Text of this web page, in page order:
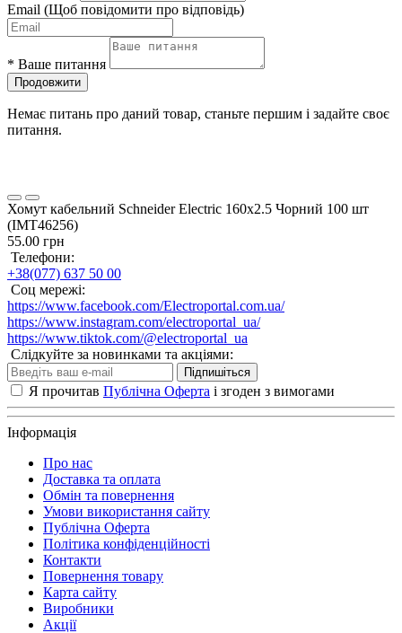
Email (Щоб повідомити про відповідь)
* Ваше питання
Продовжити
Немає питань про даний товар, станьте першим і задайте своє
питання.
Хомут кабельний Schneider Electric 160х2.5 Чорний 100 шт
(IMT46256)
55.00 грн
Телефони:
+38(077) 637 50 00
Соц мережі:
https://www.facebook.com/Electroportal.com.ua/
https://www.instagram.com/electroportal_ua/
https://www.tiktok.com/@electroportal_ua
Слідкуйте за новинками та акціями:
Підпишіться
Я прочитав Публічна Оферта і згоден з вимогами
Інформація
Про нас
Доставка та оплата
Обмін та повернення
Умови використання сайту
Публічна Оферта
Політика конфіденційності
Контакти
Повернення товару
Карта сайту
Виробники
Акції